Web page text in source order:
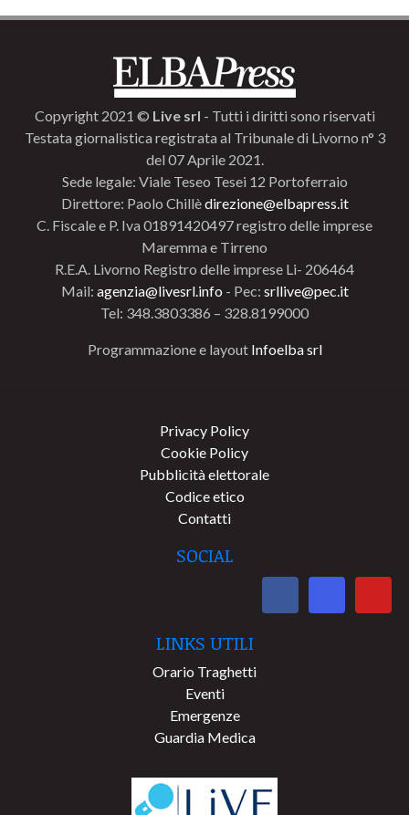
Copyright 2021 © Live srl - Tutti i diritti sono riservati
Testata giornalistica registrata al Tribunale di Livorno n° 3
del 07 Aprile 2021.
Sede legale: Viale Teseo Tesei 12 Portoferraio
Direttore: Paolo Chillèdirezione@elbapress.it
C. Fiscale e P. Iva 01891420497 registro delle imprese
Maremma e Tirreno
R.E.A. Livorno Registro delle imprese Li- 206464
Mail: agenzia@livesrl.info - Pec: srllive@pec.it
Tel: 348.3803386 – 328.8199000
Programmazione e layout Infoelba srl
Privacy Policy
Cookie Policy
Pubblicità elettorale
Codice etico
Contatti
SOCIAL
LINKS UTILI
Orario Traghetti
Eventi
Emergenze
Guardia Medica